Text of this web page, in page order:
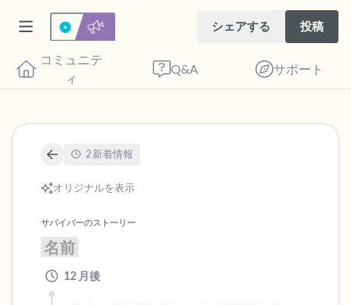
シェアする 投稿
コミュニテ
ィ
Q&A サポート
2 新着情報
オリジナルを表示
サバイバーのストーリー
名前
12 月後
目を軽く閉じて、深呼吸を数回します。鼻
から息を吸い（3つ数え）、口から息を吐
きます（3つ数え）。さあ、目を開けて周
りを見回してください。以下のことを声に
出して言ってみてください。